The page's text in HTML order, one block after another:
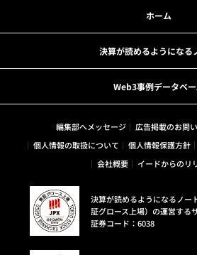
ホーム
決算が読めるようになる
Web3事例データベー
編集部へメッセージ 広告掲載のお問
個人情報の取扱について
個人情報保護方針
会社概要
イードからのリ
決算が読めるようになるノー
証グロース上場）の運営する
証券コード：6038